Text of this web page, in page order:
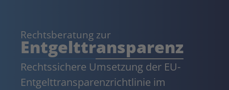
Rechtsberatung zur
Entgelttransparenz
Rechtssichere Umsetzung der EU-
Entgelttransparenzrichtlinie im